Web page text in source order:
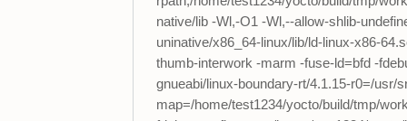
native/lib -Wl,-O1 -Wl,--allow-shlib-
uninative/x86_64-linux/lib/ld-linux-x86-
thumb-interwork -marm -fuse-ld=bfd -
gnueabi/linux-boundary-rt/4.1.15-r0=/usr/
map=/home/test1234/yocto/build/tmp/